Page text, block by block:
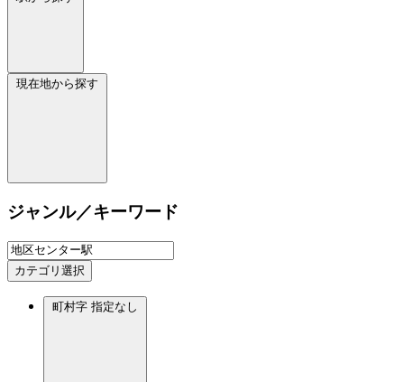
現在地から探す
ジャンル／キーワード
カテゴリ選択
町村字 指定なし